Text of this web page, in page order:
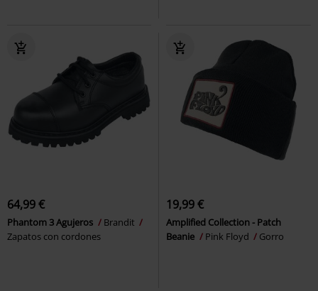
64,99 €
Phantom 3 Agujeros
Brandit
Zapatos con cordones
19,99 €
Amplified Collection - Patch
Beanie
Pink Floyd Gorro